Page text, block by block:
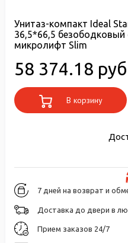
Унитаз-компакт Ideal
36,5*66,5
микролифт Slim
58 374.18
В корзину
7 дней на возврат и
Доставка до двери в
Прием заказов 24/7